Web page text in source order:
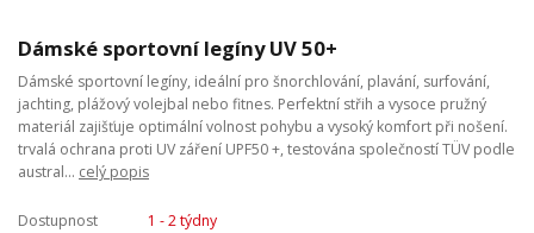
Dámské sportovní legíny UV 50+
Dámské sportovní legíny, ideální pro šnorchlování, plavání, surfování,
jachting, plážový volejbal nebo fitnes. Perfektní střih a vysoce pružný
materiál zajišťuje optimální volnost pohybu a vysoký komfort při nošení.
trvalá ochrana proti UV záření UPF50 +, testována společností TÜV podle
austral... celý popis
Dostupnost
1 - 2 týdny